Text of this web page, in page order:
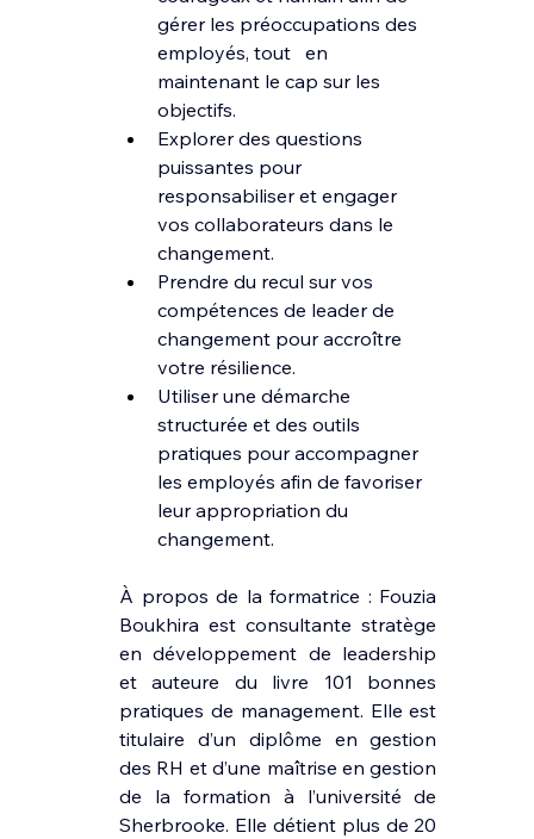
gérer les préoccupations des
employés, tout   en
maintenant le cap sur les
objectifs.
Explorer des questions
puissantes pour
responsabiliser et engager
vos collaborateurs dans le
changement.
Prendre du recul sur vos
compétences de leader de
changement pour accroître
votre résilience.
Utiliser une démarche
structurée et des outils
pratiques pour accompagner
les employés afin de favoriser
leur appropriation du
changement.
À propos de la formatrice : Fouzia
Boukhira est consultante stratège
en développement de leadership
et auteure du livre 101 bonnes
pratiques de management. Elle est
titulaire d’un diplôme en gestion
des RH et d’une maîtrise en gestion
de la formation à l’université de
Sherbrooke. Elle détient plus de 20